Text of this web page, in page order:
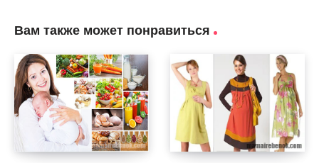
Вам также может понравиться